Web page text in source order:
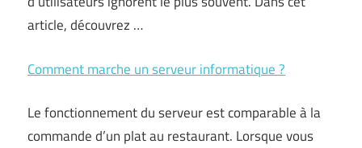
article, découvrez …
Comment marche un serveur informatique ?
Le fonctionnement du serveur est comparable à la
commande d’un plat au restaurant. Lorsque vous